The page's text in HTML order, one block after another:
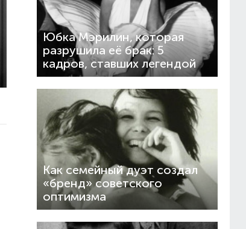
Юбка Мэрилин, которая
разрушила её брак: 5
кадров, ставших легендой
Как семейный дуэт создал
«бренд» советского
оптимизма